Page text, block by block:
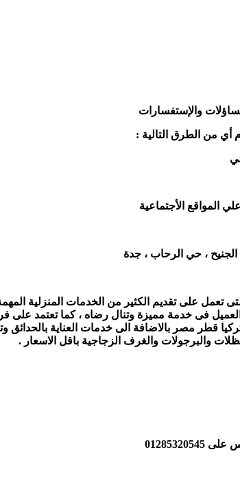
والإستفسارات
أي من الطرق التالية :
المواقع الأجتماعية
الجنيح ، حي الرحاب ، جدة
تعمل على تقديم الكثير من الخدمات المنزلية
العميل فى خدمة مميزة وتنال رضاه ، كما تعتمد على
قطر مصر بالاضافة الى خدمات العناية
والبرجولات والغرف الزجاجية باقل الاسعار .